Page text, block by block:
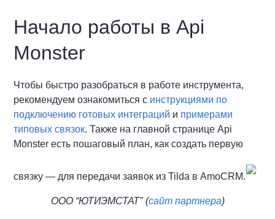
Начало работы в Api
Monster
Чтобы быстро разобраться в работе инструмента,
рекомендуем ознакомиться с инструкциями по
подключению готовых интеграций и примерами
типовых связок. Также на главной странице Api
Monster есть пошаговый план, как создать первую
связку — для передачи заявок из Tilda в AmoCRM.
ООО “ЮТИЭМСТАТ" (сайт партнера)